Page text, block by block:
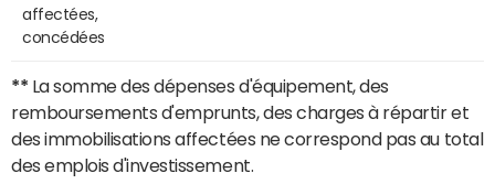
affectées,
concédées
** La somme des dépenses d'équipement, des
remboursements d'emprunts, des charges à répartir et
des immobilisations affectées ne correspond pas au total
des emplois d'investissement.